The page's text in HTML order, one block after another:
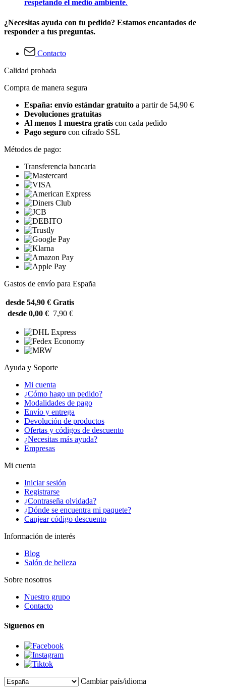
respetando el medio ambiente.
¿Necesitas ayuda con tu pedido? Estamos encantados de
responder a tus preguntas.
Contacto
Calidad probada
Compra de manera segura
España: envío estándar gratuito a partir de 54,90 €
Devoluciones gratuitas
Al menos 1 muestra gratis con cada pedido
Pago seguro con cifrado SSL
Métodos de pago:
Transferencia bancaria
Gastos de envío para España
desde 54,90 € Gratis
desde 0,00 € 7,90 €
Ayuda y Soporte
Mi cuenta
¿Cómo hago un pedido?
Modalidades de pago
Envío y entrega
Devolución de productos
Ofertas y códigos de descuento
¿Necesitas más ayuda?
Empresas
Mi cuenta
Iniciar sesión
Registrarse
¿Contraseña olvidada?
¿Dónde se encuentra mi paquete?
Canjear código descuento
Información de interés
Blog
Salón de belleza
Sobre nosotros
Nuestro grupo
Contacto
Síguenos en
Cambiar país/idioma